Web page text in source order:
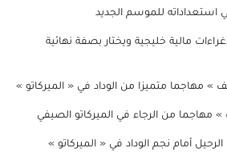
استعداداته للموسم الجديد
مالية خليجية ويختار بصفة نهائية
» مهاجما متميزا من الوداد في « الميركاتو »
مهاجما من الرجاء في الميركاتو الصيفي
أمام نجم الوداد في « الميركاتو »